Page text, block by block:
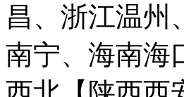
昌、浙江温州
南宁、海南海